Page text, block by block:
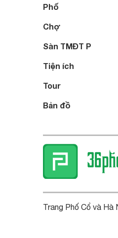
Phố
Chợ
Sàn TMĐT P
Tiện ích
Tour
Bản đồ
Trang Phố Cổ và Hà